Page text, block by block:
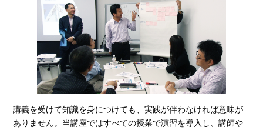
講義を受けて知識を身につけても、実践が伴わなければ意味が
ありません。当講座ではすべての授業で演習を導入し、講師や